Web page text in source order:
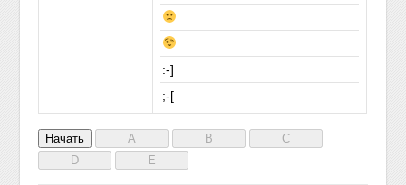
:-]
;-[